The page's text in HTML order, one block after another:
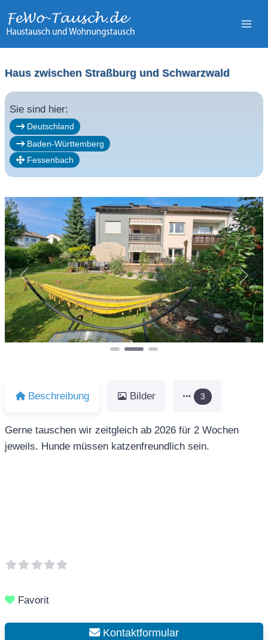
Inhalt
Haus zwischen Straßburg und Schwarzwald
Sie sind hier:
Deutschland
Baden-Württemberg
Fessenbach
Vorheriges
Beschreibung Bilder 3
Gerne tauschen wir zeitgleich ab 2026 für 2 Wochen
jeweils. Hunde müssen katzenfreundlich sein.
Favorit
Kontaktformular